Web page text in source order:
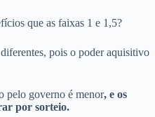
que as faixas 1 e 1,5?
pois o poder aquisitivo
pelo governo é menor, e os
por sorteio.